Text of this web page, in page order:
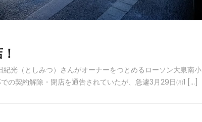
光（としみつ）さんがオーナーをつとめるローソン大泉南小
の契約解除・閉店を通告されていたが、急遽3月29日㈪1 […]